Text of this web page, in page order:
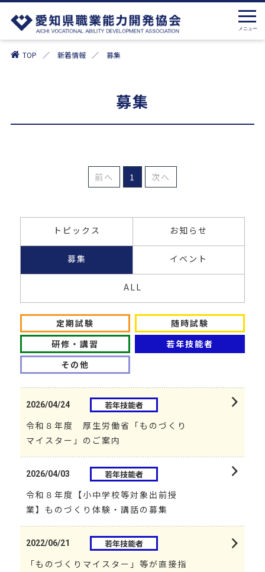
TOP 新着情報 募集
募集
前へ 1 次へ
トピックス お知らせ
募集 イベント
ALL
定期試験
随時試験
研修・講習
若年技能者
その他
2026/04/24 若年技能者
令和８年度 厚生労働省「ものづくり
マイスター」のご案内
2026/04/03 若年技能者
令和８年度【小中学校等対象出前授
業】ものづくり体験・講話の募集
2022/06/21 若年技能者
「ものづくりマイスター」等が直接指